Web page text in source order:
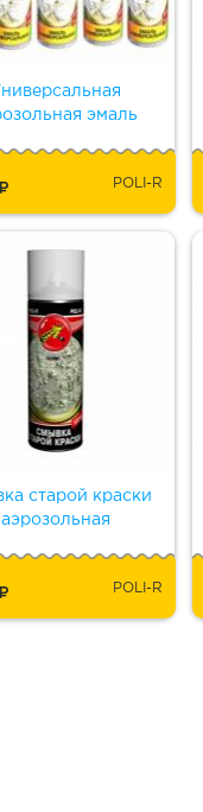
эмаль
POLI-R
старой краски
аэрозольная
POLI-R